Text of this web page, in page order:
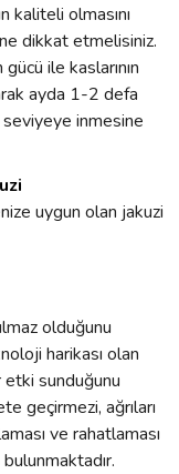
kaliteli olmasını
dikkat etmelisiniz.
ile kaslarının
ayda 1-2 defa
inmesine
uygun olan jakuzi
olduğunu
harikası olan
sunduğunu
geçirmezi, ağrıları
ve rahatlaması
bulunmaktadır.